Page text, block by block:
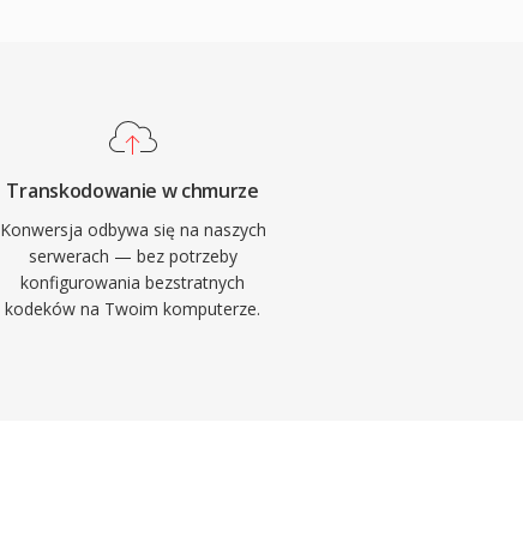
Transkodowanie w chmurze
Konwersja odbywa się na naszych
serwerach — bez potrzeby
konfigurowania bezstratnych
kodeków na Twoim komputerze.